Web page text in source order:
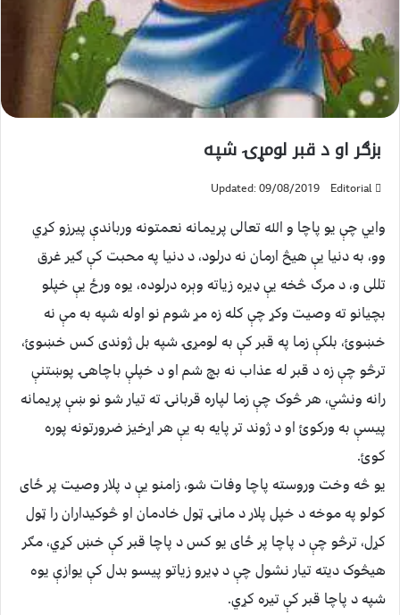
بزګر او د قبر لومړۍ شپه
Editorial
Updated: 09/08/2019
وایي چې یو پاچا و الله تعالی پریمانه نعمتونه ورباندې پیرزو کړي
وو، به دنیا یې هیڅ ارمان نه درلود، د دنیا په محبت کې ګیر غرق
تللی و، د مرګ څخه یې ډیره زیاته وېره درلوده، یوه ورځ یې خپلو
بچیانو ته وصیت وکړ چې کله زه مړ شوم نو اوله شپه به مې نه
خښوئ، بلکې زما په قبر کې به لومړۍ شپه بل ژوندی کس خښوئ،
ترڅو چې زه د قبر له عذاب نه بچ شم او د خپلې باچاهۍ پوښتنې
رانه ونشي، هر څوک چې زما لپاره قربانۍ ته تیار شو نو ښې پریمانه
پیسې به ورکوئ او د ژوند تر پایه به یې هر اړخیز ضرورتونه پوره
کوئ.
یو څه وخت وروسته پاچا وفات شو، زامنو یې د پلار وصیت پر ځای
کولو په موخه د خپل پلار د ماڼۍ ټول خادمان او څوکیداران را ټول
کړل، ترڅو چې د پاچا پر ځای یو کس د پاچا قبر کې خښ کړي، مګر
هیڅوک دیته تیار نشول چې د ډیرو زیاتو پیسو بدل کې یوازې یوه
شپه د پاچا قبر کې تیره کړي.